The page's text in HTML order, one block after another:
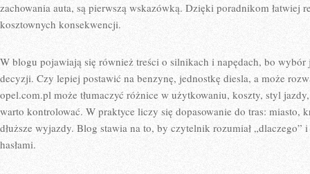
zachowania auta, są pierwszą wskazówką. Dzięki poradnikom łatwiej
kosztownych konsekwencji.
W blogu pojawiają się również treści o silnikach i napędach, bo
decyzji. Czy lepiej postawić na benzynę, jednostkę diesla, a może
opel.com.pl może tłumaczyć różnice w użytkowaniu, koszty, styl
warto kontrolować. W praktyce liczy się dopasowanie do tras: miasto,
dłuższe wyjazdy. Blog stawia na to, by czytelnik rozumiał „dlaczego”
hasłami.